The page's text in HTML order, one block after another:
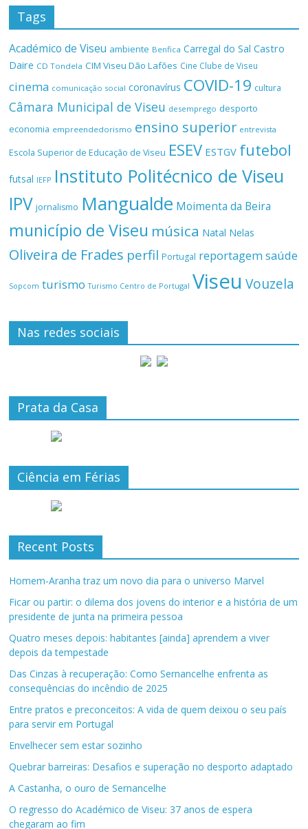
Tags
Académico de Viseu ambiente Benfica Carregal do Sal Castro
Daire CD Tondela CIM Viseu Dão Lafões Cine Clube de Viseu
cinema comunicação social coronavírus COVID-19 cultura
Câmara Municipal de Viseu desemprego desporto
economia empreendedorismo ensino superior entrevista
Escola Superior de Educação de Viseu ESEV ESTGV futebol
futsal IEFP Instituto Politécnico de Viseu
IPV jornalismo Mangualde Moimenta da Beira
município de Viseu música Natal Nelas
Oliveira de Frades perfil Portugal reportagemsaúde
Sopcom turismo Turismo Centro de Portugal Viseu Vouzela
Nas redes sociais
Prata da Casa
Ciência em Férias
Recent Posts
Homem-Aranha traz um novo dia para o universo Marvel
Ficar ou partir: o dilema dos jovens do interior e a história de um
presidente de junta na primeira pessoa
Quatro meses depois: habitantes [ainda] aprendem a viver
depois da tempestade
Das Cinzas à recuperação: Como Sernancelhe enfrenta as
consequências do incêndio de 2025
Entre pratos e preconceitos: A vida de quem deixou o seu país
para servir em Portugal
Envelhecer sem estar sozinho
Quebrar barreiras: Desafios e superação no desporto adaptado
A Castanha, o ouro de Sernancelhe
O regresso do Académico de Viseu: 37 anos de espera
chegaram ao fim